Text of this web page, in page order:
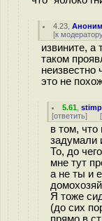
4.23 ,Аноним
[к
извините, а
таком
неизвестно
это не
5.61 ,
[ответить] [
в том, что
задумали
То, до
мне тут
а не ты и
Я тоже
(до сих